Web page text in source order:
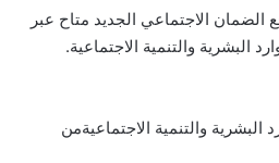
الاجتماعي الجديد متاح عبر
البشرية والتنمية الاجتماعية.
البشرية والتنمية الاجتماعيةمن